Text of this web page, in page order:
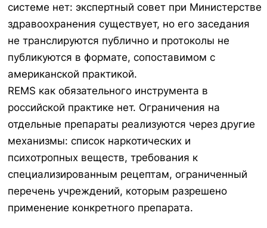
системе нет: экспертный совет при Министерстве
здравоохранения существует, но его заседания
не транслируются публично и протоколы не
публикуются в формате, сопоставимом с
американской практикой.
REMS как обязательного инструмента в
российской практике нет. Ограничения на
отдельные препараты реализуются через другие
механизмы: список наркотических и
психотропных веществ, требования к
специализированным рецептам, ограниченный
перечень учреждений, которым разрешено
применение конкретного препарата.